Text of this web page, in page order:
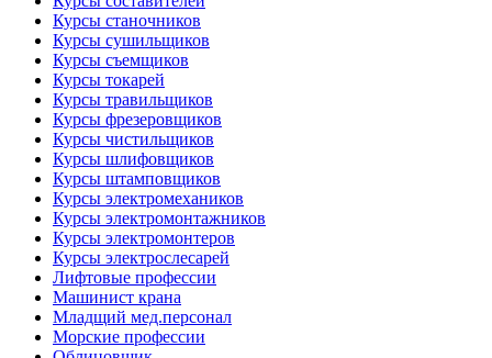
Курсы станочников
Курсы сушильщиков
Курсы съемщиков
Курсы токарей
Курсы травильщиков
Курсы фрезеровщиков
Курсы чистильщиков
Курсы шлифовщиков
Курсы штамповщиков
Курсы электромехаников
Курсы электромонтажников
Курсы электромонтеров
Курсы электрослесарей
Лифтовые профессии
Машинист крана
Младщий мед.персонал
Морские профессии